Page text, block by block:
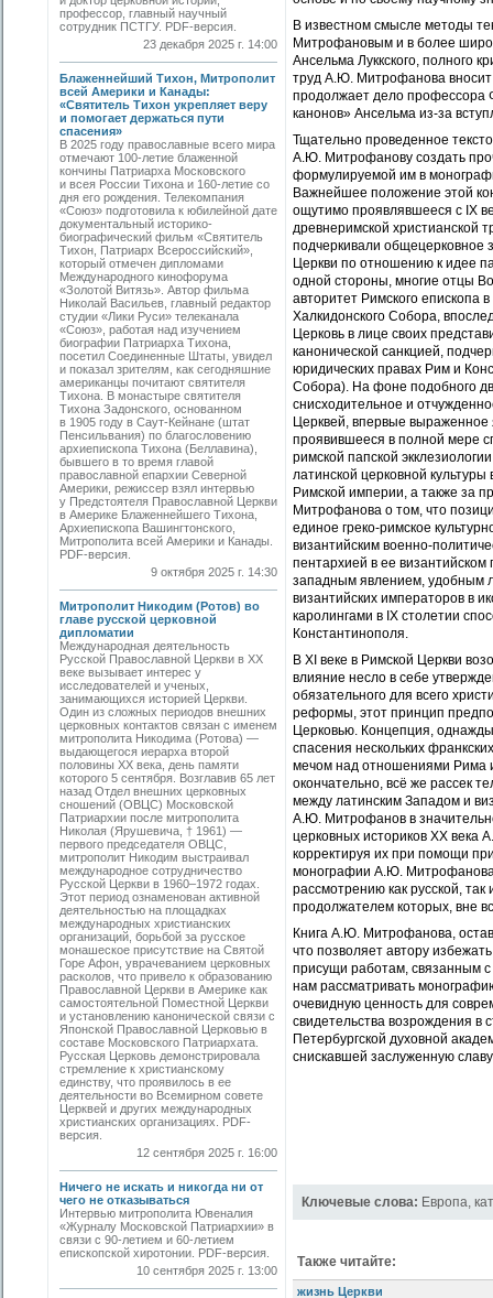
профессор, главный научный
сотрудник ПСТГУ. PDF-версия.
23 декабря 2025 г. 14:00
Блаженнейший Тихон, Митрополит
всей Америки и Канады:
«Святитель Тихон укрепляет веру
и помогает держаться пути
спасения»
В 2025 году православные всего мира
отмечают 100-летие блаженной
кончины Патриарха Московского
и всея России Тихона и 160-летие со
дня его рождения. Телекомпания
«Союз» подготовила к юбилейной дате
документальный историко-
биографический фильм «Святитель
Тихон, Патриарх Всероссийский»,
который отмечен дипломами
Международного кинофорума
«Золотой Витязь». Автор фильма
Николай Васильев, главный редактор
студии «Лики Руси» телеканала
«Союз», работая над изучением
биографии Патриарха Тихона,
посетил Соединенные Штаты, увидел
и показал зрителям, как сегодняшние
американцы почитают святителя
Тихона. В монастыре святителя
Тихона Задонского, основанном
в 1905 году в Саут-Кейнане (штат
Пенсильвания) по благословению
архиепископа Тихона (Беллавина),
бывшего в то время главой
православной епархии Северной
Америки, режиссер взял интервью
у Предстоятеля Православной Церкви
в Америке Блаженнейшего Тихона,
Архиепископа Вашингтонского,
Митрополита всей Америки и Канады.
PDF-версия.
9 октября 2025 г. 14:30
Митрополит Никодим (Ротов) во
главе русской церковной
дипломатии
Международная деятельность
Русской Православной Церкви в ХХ
веке вызывает интерес у
исследователей и ученых,
занимающихся историей Церкви.
Один из сложных периодов внешних
церковных контактов связан с именем
митрополита Никодима (Ротова) —
выдающегося иерарха второй
половины ХХ века, день памяти
которого 5 сентября. Возглавив 65 лет
назад Отдел внешних церковных
сношений (ОВЦС) Московской
Патриархии после митрополита
Николая (Ярушевича, † 1961) —
первого председателя ОВЦС,
митрополит Никодим выстраивал
международное сотрудничество
Русской Церкви в 1960–1972 годах.
Этот период ознаменован активной
деятельностью на площадках
международных христианских
организаций, борьбой за русское
монашеское присутствие на Святой
Горе Афон, уврачеванием церковных
расколов, что привело к образованию
Православной Церкви в Америке как
самостоятельной Поместной Церкви
и установлению канонической связи с
Японской Православной Церковью в
составе Московского Патриархата.
Русская Церковь демонстрировала
стремление к христианскому
единству, что проявилось в ее
деятельности во Всемирном совете
Церквей и других международных
христианских организациях. PDF-
версия.
12 сентября 2025 г. 16:00
Ничего не искать и никогда ни от
чего не отказываться
Интервью митрополита Ювеналия
«Журналу Московской Патриархии» в
связи с 90-летием и 60-летием
епископской хиротонии. PDF-версия.
10 сентября 2025 г. 13:00
В известном смысле методы
Митрофановым и в более
Ансельма Луккского, полного
труд А.Ю. Митрофанова вносит
продолжает дело профессора
канонов» Ансельма из-за
Тщательно проведенное
А.Ю. Митрофанову создать
формулируемой им в
Важнейшее положение этой
ощутимо проявлявшееся с IX
древнеримской христианской
подчеркивали общецерковное
Церкви по отношению к идее
одной стороны, многие отцы
авторитет Римского епископа
Халкидонского Собора,
Церковь в лице своих
канонической санкцией,
юридических правах Рим и
Собора). На фоне подобного
снисходительное и
Церквей, впервые выраженное
проявившееся в полной мере
римской папской
латинской церковной
Римской империи, а также за
Митрофанова о том, что
единое греко-римское
византийским военно-
пентархией в ее
западным явлением, удобным
византийских императоров в
каролингами в IX столетии
Константинополя.
В XI веке в Римской Церкви
влияние несло в себе
обязательного для всего
реформы, этот принцип
Церковью. Концепция,
спасения нескольких
мечом над отношениями Рима и
окончательно, всё же рассек
между латинским Западом и
А.Ю. Митрофанов в
церковных историков ХХ
корректируя их при помощи
монографии А.Ю. Митрофанова
рассмотрению как русской,
продолжателем которых, вне
Книга А.Ю. Митрофанова,
что позволяет автору
присущи работам, связанным
нам рассматривать
очевидную ценность для
свидетельства возрождения в
Петербургской духовной
снискавшей заслуженную
Ключевые слова: Европа,
Также читайте:
жизнь Церкви